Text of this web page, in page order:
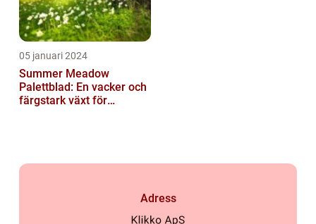
05 januari 2024
Summer Meadow
Palettblad: En vacker och
färgstark växt för
Adress